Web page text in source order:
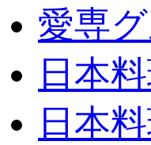
愛専
日本
日本